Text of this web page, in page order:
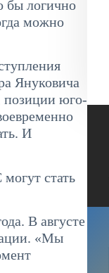
бы логично
можно
Януковича
позиции юго-
И
стать
В августе
«Мы